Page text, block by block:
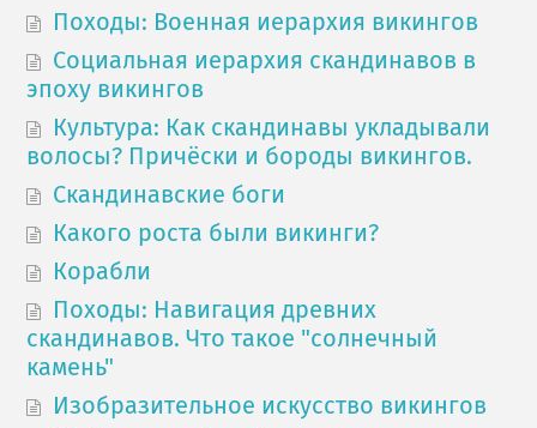
Походы: Военная иерархия викингов
Социальная иерархия скандинавов в
эпоху викингов
Культура: Как скандинавы укладывали
волосы? Причёски и бороды викингов.
Скандинавские боги
Какого роста были викинги?
Корабли
Походы: Навигация древних
скандинавов. Что такое "солнечный
камень"
Изобразительное искусство викингов